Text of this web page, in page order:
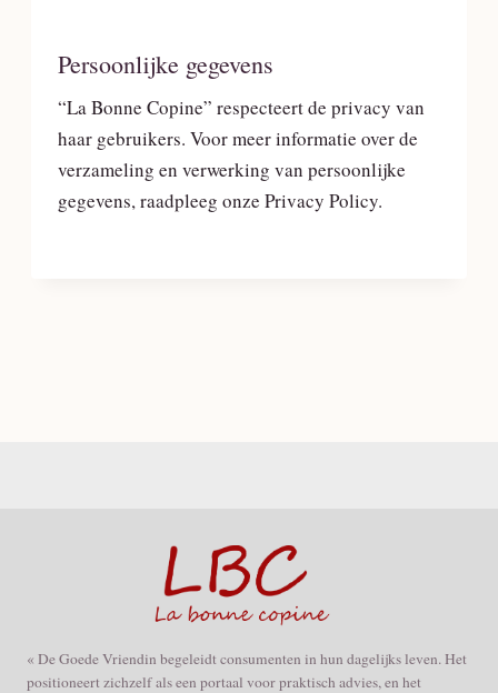
Persoonlijke gegevens
“La Bonne Copine” respecteert de privacy van
haar gebruikers. Voor meer informatie over de
verzameling en verwerking van persoonlijke
gegevens, raadpleeg onze Privacy Policy.
« De Goede Vriendin begeleidt consumenten in hun dagelijks leven. Het
positioneert zichzelf als een portaal voor praktisch advies, en het